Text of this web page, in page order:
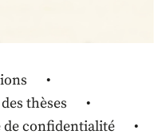
thèses
confidentialité